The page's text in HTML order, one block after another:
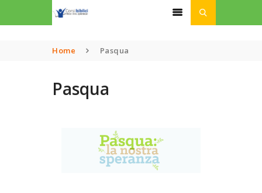
Home Pasqua
Pasqua
CHI SIAMO
LINK UTILI
ISCRIZIONI